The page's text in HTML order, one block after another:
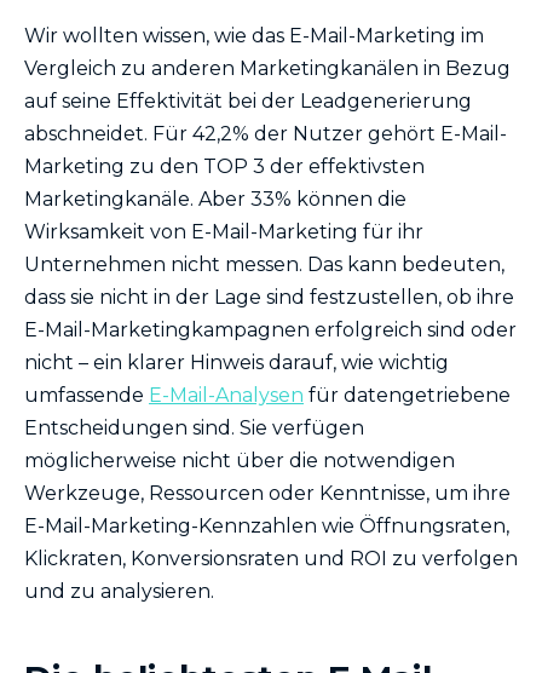
Wir wollten wissen, wie das E-Mail-Marketing im
Vergleich zu anderen Marketingkanälen in Bezug
auf seine Effektivität bei der Leadgenerierung
abschneidet. Für 42,2% der Nutzer gehört E-Mail-
Marketing zu den TOP 3 der effektivsten
Marketingkanäle. Aber 33% können die
Wirksamkeit von E-Mail-Marketing für ihr
Unternehmen nicht messen. Das kann bedeuten,
dass sie nicht in der Lage sind festzustellen, ob ihre
E-Mail-Marketingkampagnen erfolgreich sind oder
nicht – ein klarer Hinweis darauf, wie wichtig
umfassende E-Mail-Analysen für datengetriebene
Entscheidungen sind. Sie verfügen
möglicherweise nicht über die notwendigen
Werkzeuge, Ressourcen oder Kenntnisse, um ihre
E-Mail-Marketing-Kennzahlen wie Öffnungsraten,
Klickraten, Konversionsraten und ROI zu verfolgen
und zu analysieren.